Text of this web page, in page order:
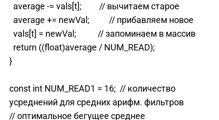
average -= vals[t]; // вычитаем старое
average += newVal; // прибавляем новое
vals[t] = newVal; // запоминаем в массив
return ((float)average / NUM_READ);
}
const int NUM_READ1 = 16; // количество
усреднений для средних арифм. фильтров
// оптимальное бегущее среднее